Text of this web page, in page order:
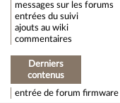
messages sur les forums
entrées du suivi
ajouts au wiki
commentaires
Derniers
contenus
entrée de forum firmware